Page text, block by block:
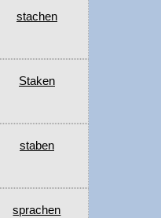
stachen
Staken
staben
sprachen